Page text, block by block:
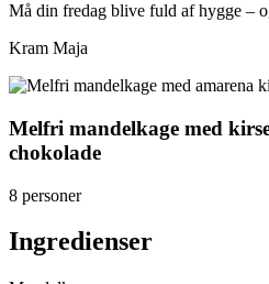
Må din fredag blive fuld af hygge –
Kram Maja
Melfri mandelkage med
chokolade
8 personer
Ingredienser